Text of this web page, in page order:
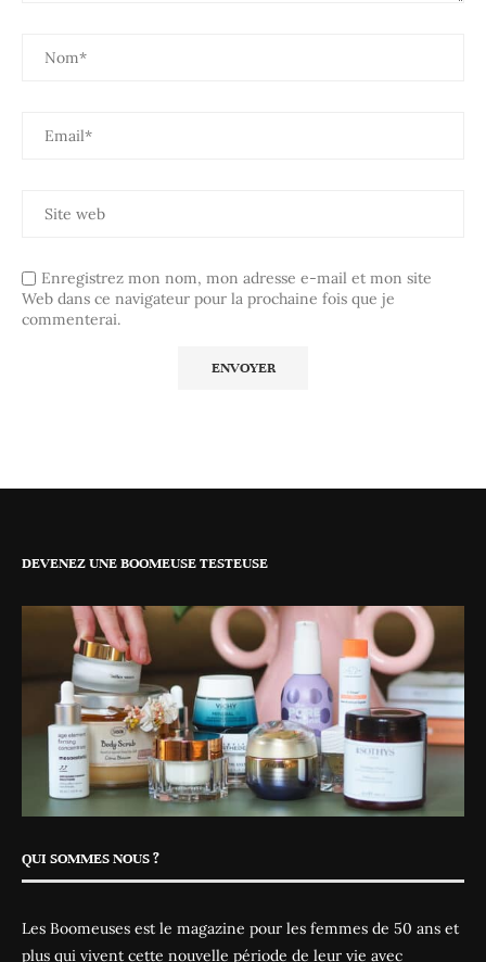
Enregistrez mon nom, mon adresse e-mail et mon site
Web dans ce navigateur pour la prochaine fois que je
commenterai.
DEVENEZ UNE BOOMEUSE TESTEUSE
QUI SOMMES NOUS ?
Les Boomeuses est le magazine pour les femmes de 50 ans et
plus qui vivent cette nouvelle période de leur vie avec